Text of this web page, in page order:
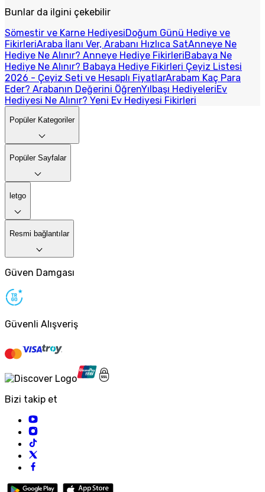
Bunlar da ilgini çekebilir
Sömestir ve Karne HediyesiDoğum Günü Hediye ve
FikirleriAraba İlanı Ver, Arabanı Hızlıca SatAnneye Ne
Hediye Ne Alınır? Anneye Hediye FikirleriBabaya Ne
Hediye Ne Alınır? Babaya Hediye Fikirleri Çeyiz Listesi
2026 - Çeyiz Seti ve Hesaplı FiyatlarArabam Kaç Para
Eder? Arabanın Değerini ÖğrenYılbaşı HediyeleriEv
Hediyesi Ne Alınır? Yeni Ev Hediyesi Fikirleri
Popüler Kategoriler
Popüler Sayfalar
letgo
Resmi bağlantılar
Güven Damgası
Güvenli Alışveriş
Bizi takip et